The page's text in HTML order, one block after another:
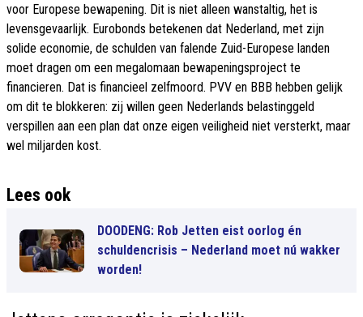
voor Europese bewapening. Dit is niet alleen wanstaltig, het is
levensgevaarlijk. Eurobonds betekenen dat Nederland, met zijn
solide economie, de schulden van falende Zuid-Europese landen
moet dragen om een megalomaan bewapeningsproject te
financieren. Dat is financieel zelfmoord. PVV en BBB hebben gelijk
om dit te blokkeren: zij willen geen Nederlands belastinggeld
verspillen aan een plan dat onze eigen veiligheid niet versterkt, maar
wel miljarden kost.
Lees ook
DOODENG: Rob Jetten eist oorlog én
schuldencrisis – Nederland moet nú wakker
worden!